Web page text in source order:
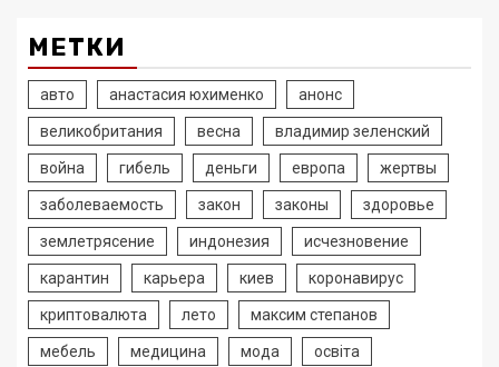
МЕТКИ
авто анастасия юхименко анонс
великобритания весна владимир зеленский
война гибель деньги европа жертвы
заболеваемость закон законы здоровье
землетрясение индонезия исчезновение
карантин карьера киев коронавирус
криптовалюта лето максим степанов
мебель медицина мода освіта